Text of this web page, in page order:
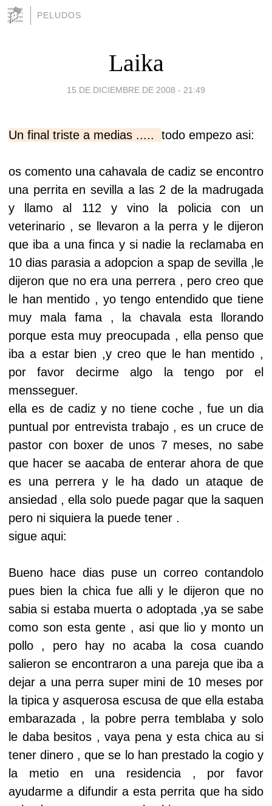
PELUDOS
Laika
15 DE DICIEMBRE DE 2008 - 21:49
Un final triste a medias ..... todo empezo asi:
os comento una cahavala de cadiz se encontro
una perrita en sevilla a las 2 de la madrugada
y llamo al 112 y vino la policia con un
veterinario , se llevaron a la perra y le dijeron
que iba a una finca y si nadie la reclamaba en
10 dias parasia a adopcion a spap de sevilla ,le
dijeron que no era una perrera , pero creo que
le han mentido , yo tengo entendido que tiene
muy mala fama , la chavala esta llorando
porque esta muy preocupada , ella penso que
iba a estar bien ,y creo que le han mentido ,
por favor decirme algo la tengo por el
mensseguer.
ella es de cadiz y no tiene coche , fue un dia
puntual por entrevista trabajo , es un cruce de
pastor con boxer de unos 7 meses, no sabe
que hacer se aacaba de enterar ahora de que
es una perrera y le ha dado un ataque de
ansiedad , ella solo puede pagar que la saquen
pero ni siquiera la puede tener .
sigue aqui:
Bueno hace dias puse un correo contandolo
pues bien la chica fue alli y le dijeron que no
sabia si estaba muerta o adoptada ,ya se sabe
como son esta gente , asi que lio y monto un
pollo , pero hay no acaba la cosa cuando
salieron se encontraron a una pareja que iba a
dejar a una perra super mini de 10 meses por
la tipica y asquerosa escusa de que ella estaba
embarazada , la pobre perra temblaba y solo
le daba besitos , vaya pena y esta chica au si
tener dinero , que se lo han prestado la cogio y
la metio en una residencia , por favor
ayudarme a difundir a esta perrita que ha sido